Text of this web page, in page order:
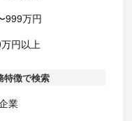
999万円
円以上
徴で検索
業